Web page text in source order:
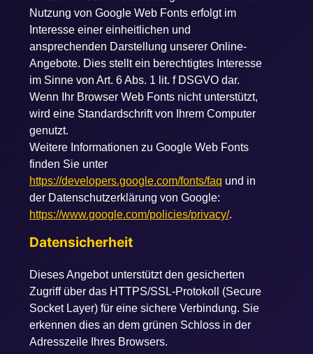
Nutzung von Google Web Fonts erfolgt im
Interesse einer einheitlichen und
ansprechenden Darstellung unserer Online-
Angebote. Dies stellt ein berechtigtes Interesse
im Sinne von Art. 6 Abs. 1 lit. f DSGVO dar.
Wenn Ihr Browser Web Fonts nicht unterstützt,
wird eine Standardschrift von Ihrem Computer
genutzt.
Weitere Informationen zu Google Web Fonts
finden Sie unter
https://developers.google.com/fonts/faq und in
der Datenschutzerklärung von Google:
https://www.google.com/policies/privacy/.
Datensicherheit
Dieses Angebot unterstützt den gesicherten
Zugriff über das HTTPS/SSL-Protokoll (Secure
Socket Layer) für eine sichere Verbindung. Sie
erkennen dies an dem grünen Schloss in der
Adresszeile Ihres Browsers.